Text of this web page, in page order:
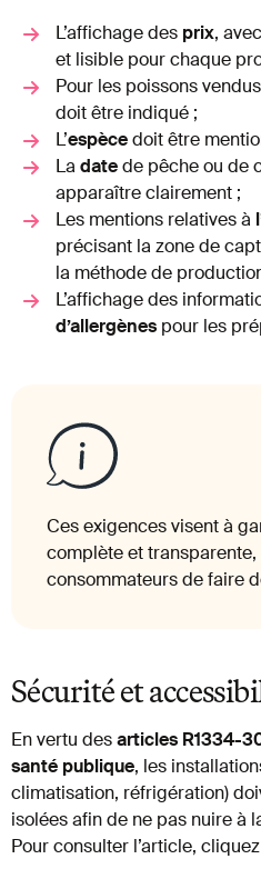
L’affichage des prix,
et lisible pour chaque
Pour les poissons
doit être indiqué ;
L’espècedoit être
La datede pêche ou de
apparaître clairement ;
Les mentions relatives à
précisant la zone de
la méthode de
L’affichage des
d’allergènes pour les
Ces exigences visent à
complète et
consommateurs de faire
Sécurité et
En vertu desarticles R1334-
santé publique, les
climatisation, réfrigération)
isolées afin de ne pas nuire à
Pour consulter l’article,